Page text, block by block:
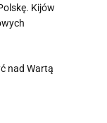
Kijów
nad Wartą